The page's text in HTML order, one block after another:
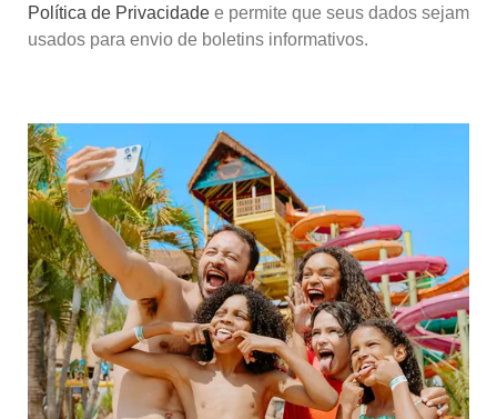
Política de Privacidade e permite que seus dados sejam
usados para envio de boletins informativos.